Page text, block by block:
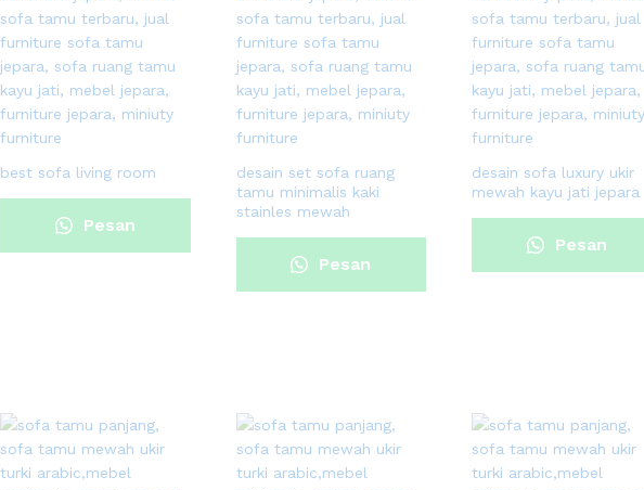
best sofa living room
Pesan
desain set sofa ruang
tamu minimalis kaki
stainles mewah
Pesan
desain sofa luxury ukir
mewah kayu jati jepara
Pesan